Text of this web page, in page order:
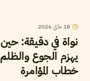
18 ماي2026
نواة في دقيقة: حين
يهزم الجوع والظلم
خطاب المؤامرة